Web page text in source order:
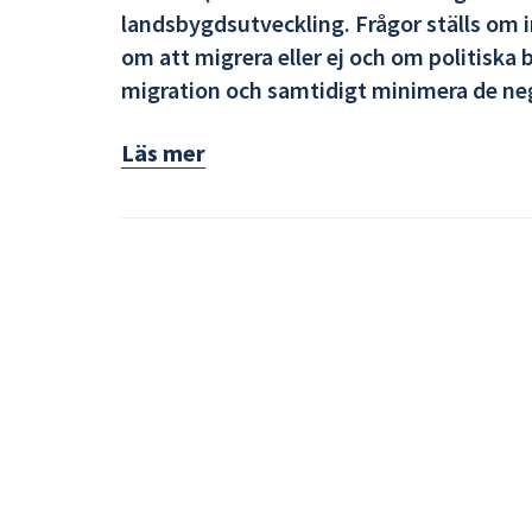
landsbygdsutveckling. Frågor ställs
om att migrera eller ej och om politiska
migration och samtidigt minimera de
Läs mer